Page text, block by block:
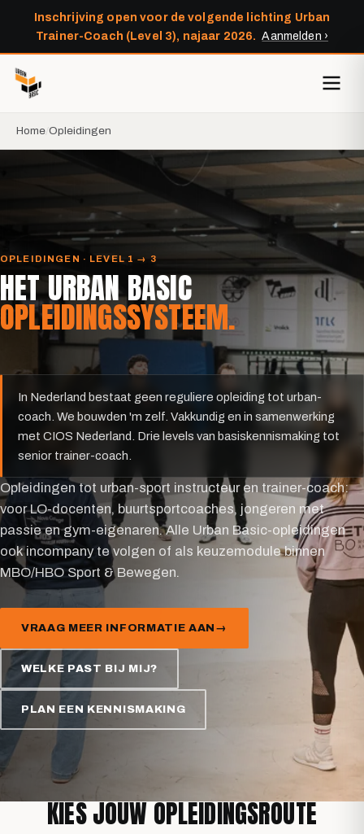
Inschrijving open voor de volgende lichting Urban
Trainer-Coach (Level 3), najaar 2026. Aanmelden ›
Home Opleidingen
OPLEIDINGEN · LEVEL 1 → 3
HET URBAN BASIC
OPLEIDINGSSYSTEEM.
In Nederland bestaat geen reguliere opleiding tot urban-
coach. We bouwden 'm zelf. Vakkundig en in samenwerking
met CIOS Nederland. Drie levels van basiskennismaking tot
senior trainer-coach.
Opleidingen tot urban-sport instructeur en trainer-coach:
voor LO-docenten, buurtsportcoaches, jongeren met
passie en gym-eigenaren. Alle Urban Basic-opleidingen
ook incompany te volgen of als keuzemodule binnen
MBO/HBO Sport & Bewegen.
VRAAG MEER INFORMATIE AAN
WELKE PAST BIJ MIJ?
PLAN EEN KENNISMAKING
KIES JOUW OPLEIDINGSROUTE